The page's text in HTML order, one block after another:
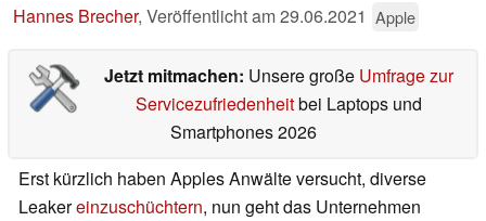
Hannes Brecher, Veröffentlicht am29.06.2021 Apple
Jetzt mitmachen: Unsere große Umfrage zur
Servicezufriedenheitbei Laptops und
Smartphones 2026
Erst kürzlich haben Apples Anwälte versucht, diverse
Leakereinzuschüchtern, nun geht das Unternehmen